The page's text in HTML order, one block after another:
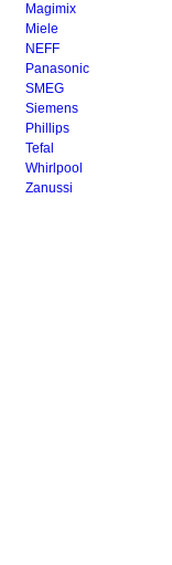
Magimix
Miele
NEFF
Panasonic
SMEG
Siemens
Phillips
Tefal
Whirlpool
Zanussi